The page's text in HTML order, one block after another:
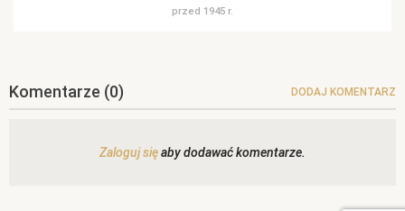
przed 1945 r.
Komentarze (0) DODAJ KOMENTARZ
Zaloguj sięaby dodawać komentarze.